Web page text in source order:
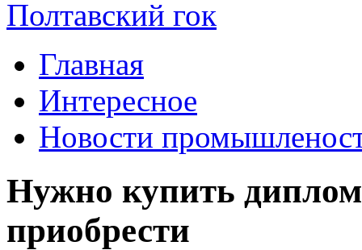
Главная
Интересное
Новости
Нужно купить
приобрести